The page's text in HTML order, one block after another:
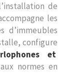
de
les
d’immeubles
configure
et
normes en